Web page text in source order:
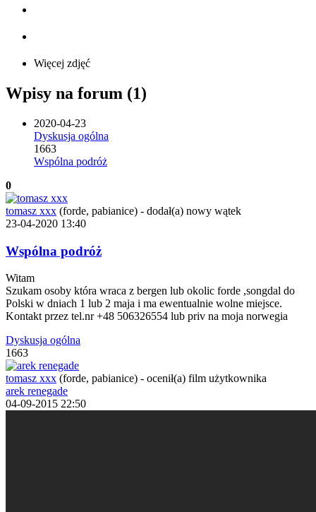
Więcej zdjęć
Wpisy na forum (1)
2020-04-23
Dyskusja ogólna
1663
Wspólna podróż
0
tomasz xxx (forde, pabianice) - dodał(a) nowy wątek
23-04-2020 13:40
Wspólna podróż
Witam
Szukam osoby która wraca z bergen lub okolic forde ,songdal do
Polski w dniach 1 lub 2 maja i ma ewentualnie wolne miejsce.
Kontakt przez tel.nr +48 506326554 lub priv na moja norwegia
Dyskusja ogólna
1663
tomasz xxx (forde, pabianice) - ocenił(a) film użytkownika
arek renegade
04-09-2015 22:50